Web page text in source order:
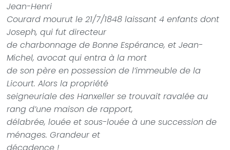
Jean-Henri
Courard mourut le 21/7/1848 laissant 4 enfants dont
Joseph, qui fut directeur
de charbonnage de Bonne Espérance, et Jean-
Michel, avocat qui entra à la mort
de son père en possession de l’immeuble de la
Licourt. Alors la propriété
seigneuriale des Hanxeller se trouvait ravalée au
rang d’une maison de rapport,
délabrée, louée et sous-louée à une succession de
ménages. Grandeur et